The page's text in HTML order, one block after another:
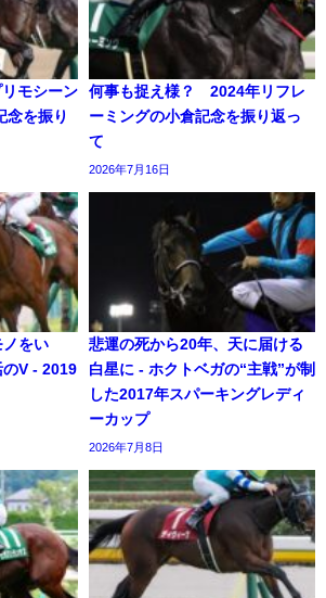
モシーン
念を振り
何事も捉え様？ 2024年リフレ
ーミングの小倉記念を振り返っ
て
2026年7月16日
ノをい
のV - 2019
悲運の死から20年、天に届ける
白星に - ホクトベガの“主戦”が制
した2017年スパーキングレディ
ーカップ
2026年7月8日